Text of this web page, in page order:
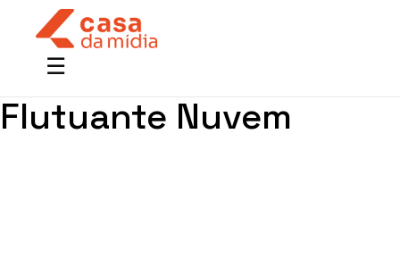
Flutuante Nuvem